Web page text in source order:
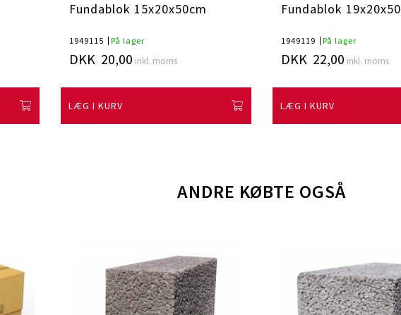
Fundablok 15x20x50cm
1949115 På lager
DKK 20,00 inkl. moms
LÆG I KURV
Fundablok
1949119 På lager
DKK 22,00 inkl. moms
LÆG I KURV
ANDRE KØBTE OGSÅ